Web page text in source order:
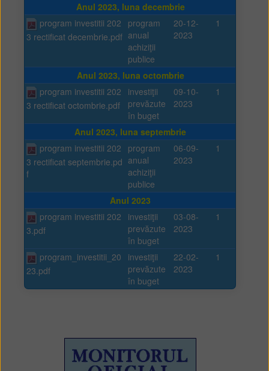
Anul 2023, luna decembrie
program investitii 202
3 rectificat decembrie.pdf
program
anual
achiziţii
publice
20-12-
2023
1
Anul 2023, luna octombrie
program investitii 202
3 rectificat octombrie.pdf
investiţii
prevăzute
în buget
09-10-
2023
1
Anul 2023, luna septembrie
program investitii 202
3 rectificat septembrie.pd
f
program
anual
achiziţii
publice
06-09-
2023
1
Anul 2023
program investitii 202
3.pdf
investiţii
prevăzute
în buget
03-08-
2023
1
program_investitii_20
23.pdf
investiţii
prevăzute
în buget
22-02-
2023
1